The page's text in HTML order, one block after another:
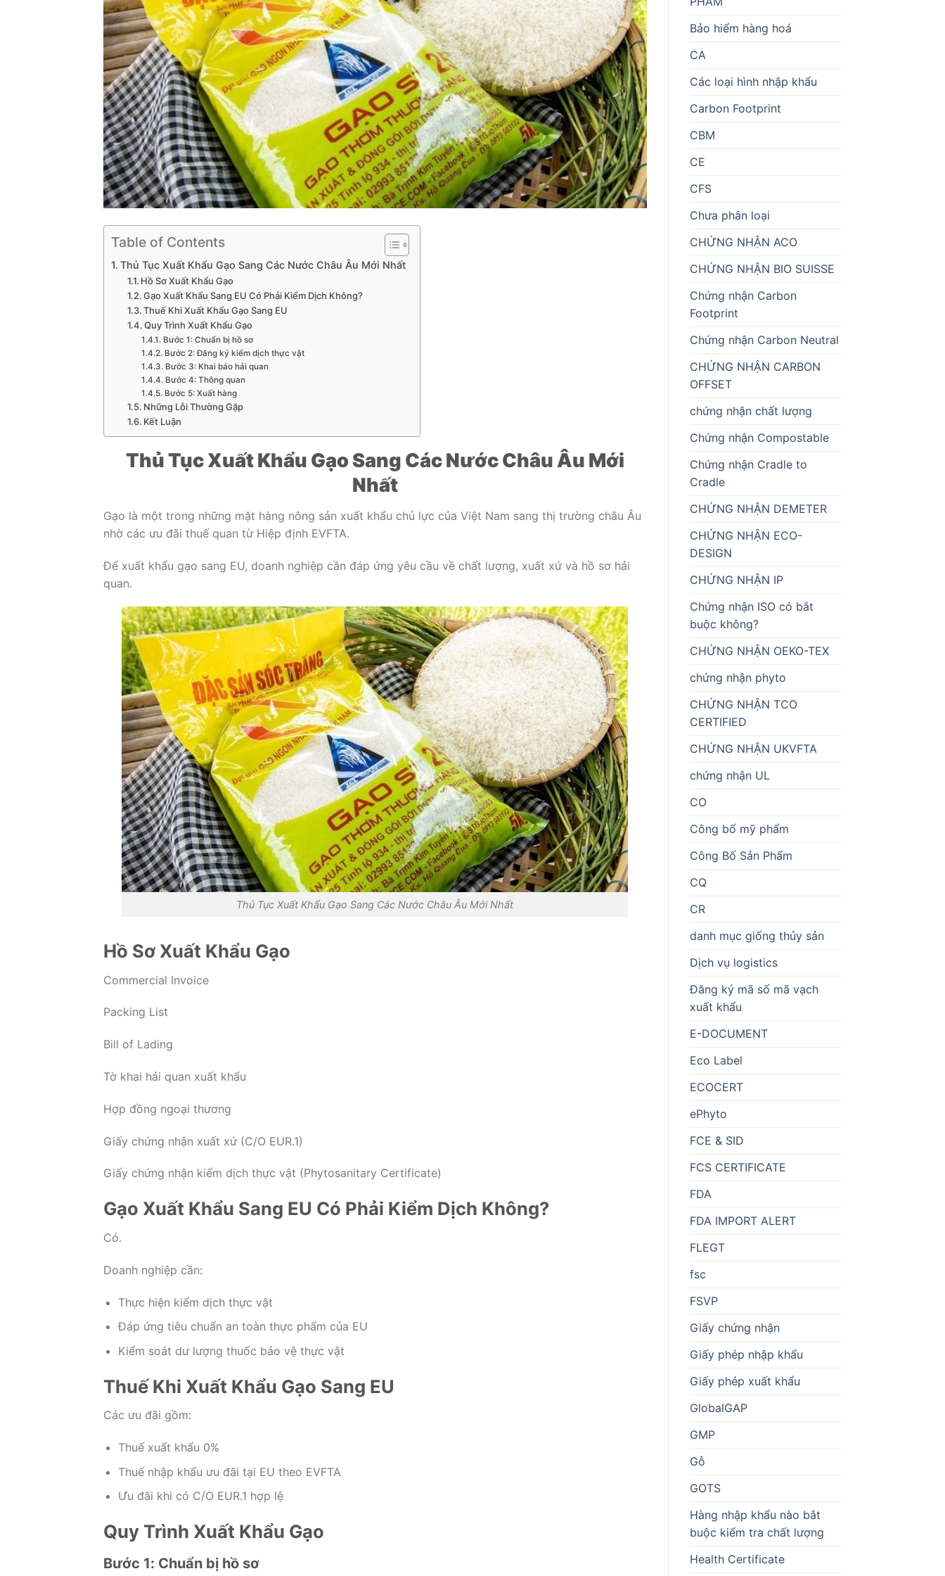
Table of Contents
Thủ Tục Xuất Khẩu Gạo Sang Các Nước Châu Âu Mới Nhất
Hồ Sơ Xuất Khẩu Gạo
Gạo Xuất Khẩu Sang EU Có Phải Kiểm Dịch Không?
Thuế Khi Xuất Khẩu Gạo Sang EU
Quy Trình Xuất Khẩu Gạo
Bước 1: Chuẩn bị hồ sơ
Bước 2: Đăng ký kiểm dịch thực vật
Bước 3: Khai báo hải quan
Bước 4: Thông quan
Bước 5: Xuất hàng
Những Lỗi Thường Gặp
Kết Luận
Thủ Tục Xuất Khẩu Gạo Sang Các Nước Châu Âu Mới
Nhất
Gạo là một trong những mặt hàng nông sản xuất khẩu chủ lực của Việt Nam sang thị trường châu Âu
nhờ các ưu đãi thuế quan từ Hiệp định EVFTA.
Để xuất khẩu gạo sang EU, doanh nghiệp cần đáp ứng yêu cầu về chất lượng, xuất xứ và hồ sơ hải
quan.
Thủ Tục Xuất Khẩu Gạo Sang Các Nước Châu Âu Mới Nhất
Hồ Sơ Xuất Khẩu Gạo
Commercial Invoice
Packing List
Bill of Lading
Tờ khai hải quan xuất khẩu
Hợp đồng ngoại thương
Giấy chứng nhận xuất xứ (C/O EUR.1)
Giấy chứng nhận kiểm dịch thực vật (Phytosanitary Certificate)
Gạo Xuất Khẩu Sang EU Có Phải Kiểm Dịch Không?
Có.
Doanh nghiệp cần:
Thực hiện kiểm dịch thực vật
Đáp ứng tiêu chuẩn an toàn thực phẩm của EU
Kiểm soát dư lượng thuốc bảo vệ thực vật
Thuế Khi Xuất Khẩu Gạo Sang EU
Các ưu đãi gồm:
Thuế xuất khẩu 0%
Thuế nhập khẩu ưu đãi tại EU theo EVFTA
Ưu đãi khi có C/O EUR.1 hợp lệ
Quy Trình Xuất Khẩu Gạo
Bước 1: Chuẩn bị hồ sơ
Bảo hiểm hàng hoá
CA
Các loại hình nhập khẩu
Carbon Footprint
CBM
CE
CFS
Chưa phân loại
CHỨNG NHẬN ACO
CHỨNG NHẬN BIO SUISSE
Chứng nhận Carbon
Footprint
Chứng nhận Carbon Neutral
CHỨNG NHẬN CARBON
OFFSET
chứng nhận chất lượng
Chứng nhận Compostable
Chứng nhận Cradle to
Cradle
CHỨNG NHẬN DEMETER
CHỨNG NHẬN ECO-
DESIGN
CHỨNG NHẬN IP
Chứng nhận ISO có bắt
buộc không?
CHỨNG NHẬN OEKO-TEX
chứng nhận phyto
CHỨNG NHẬN TCO
CERTIFIED
CHỨNG NHẬN UKVFTA
chứng nhận UL
CO
Công bố mỹ phẩm
Công Bố Sản Phẩm
CQ
CR
danh mục giống thủy sản
Dịch vụ logistics
Đăng ký mã số mã vạch
xuất khẩu
E-DOCUMENT
Eco Label
ECOCERT
ePhyto
FCE & SID
FCS CERTIFICATE
FDA
FDA IMPORT ALERT
FLEGT
fsc
FSVP
Giấy chứng nhận
Giấy phép nhập khẩu
Giấy phép xuất khẩu
GlobalGAP
GMP
Gỗ
GOTS
Hàng nhập khẩu nào bắt
buộc kiểm tra chất lượng
Health Certificate